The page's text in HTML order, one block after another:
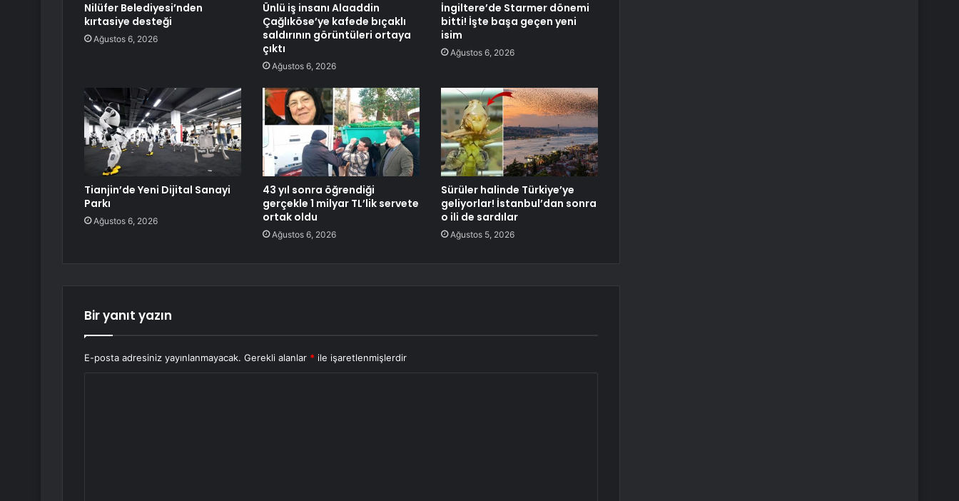
Nilüfer Belediyesi’nden
kırtasiye desteği
Ağustos 6, 2026
Ünlü iş insanı Alaaddin
Çağlıköse’ye kafede bıçaklı
saldırının görüntüleri ortaya
çıktı
Ağustos 6, 2026
İngiltere’de Starmer dönemi
bitti! İşte başa geçen yeni
isim
Ağustos 6, 2026
Tianjin’de Yeni Dijital Sanayi
Parkı
Ağustos 6, 2026
43 yıl sonra öğrendiği
gerçekle 1 milyar TL’lik servete
ortak oldu
Ağustos 6, 2026
Sürüler halinde Türkiye’ye
geliyorlar! İstanbul’dan sonra
o ili de sardılar
Ağustos 5, 2026
Bir yanıt yazın
E-posta adresiniz yayınlanmayacak. Gerekli alanlar * ile işaretlenmişlerdir